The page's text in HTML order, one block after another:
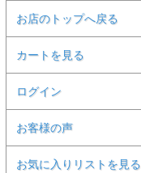
お店のトップへ戻る
カートを見る
ログイン
お客様の声
お気に入りリストを見る